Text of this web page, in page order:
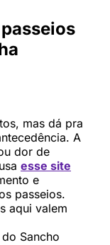
mas dá pra
A
dor de
esse site
e
passeios.
aqui valem
Sancho